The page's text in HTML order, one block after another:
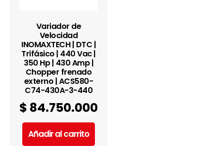
Variador de
Velocidad
INOMAXTECH | DTC |
Trifásico | 440 Vac |
350 Hp | 430 Amp |
Chopper frenado
externo | ACS580-
C74-430A-3-440
$ 84.750.000
Añadir al carrito